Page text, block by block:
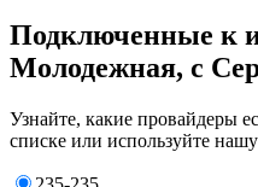
Подключенные к
Молодежная, с
Узнайте, какие провайдеры
списке или используйте